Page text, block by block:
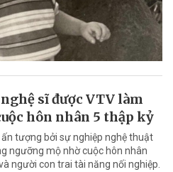
sĩ được VTV làm
hôn nhân 5 thập kỷ
ấn tượng bởi sự nghiệp nghệ thuật
ngưỡng mộ nhờ cuộc hôn nhân
người con trai tài năng nối nghiệp.